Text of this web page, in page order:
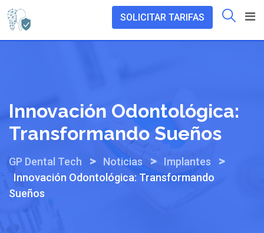
Skip
content
SOLICITAR TARIFAS
Innovación Odontológica:
Transformando Sueños
GP Dental Tech > Noticias > Implantes >
Innovación Odontológica: Transformando
Sueños